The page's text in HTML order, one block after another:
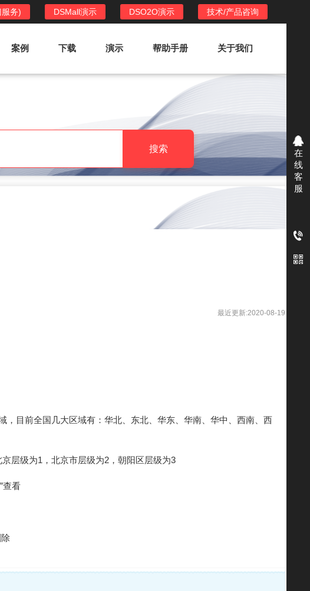
技术/产品咨询
DSO2O演示
DSMall演示
务)
DSO2O功能列表
提供新零售线上化经营管理工具，基于
LBS定位，只为让更多客户、多次到店
消费
案例 下载 演示 帮助手册 关于我们
搜索
最近更新:2020-08-19
目前全国几大区域有：华北、东北、华东、华南、华中、西南、西
层级为1，北京市层级为2，朝阳区层级为3
查看
在
线
客
服